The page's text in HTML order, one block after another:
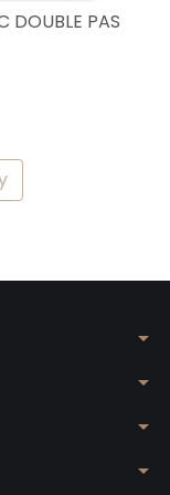
PAS
arrow_drop_down
arrow_drop_down
arrow_drop_down
arrow_drop_down